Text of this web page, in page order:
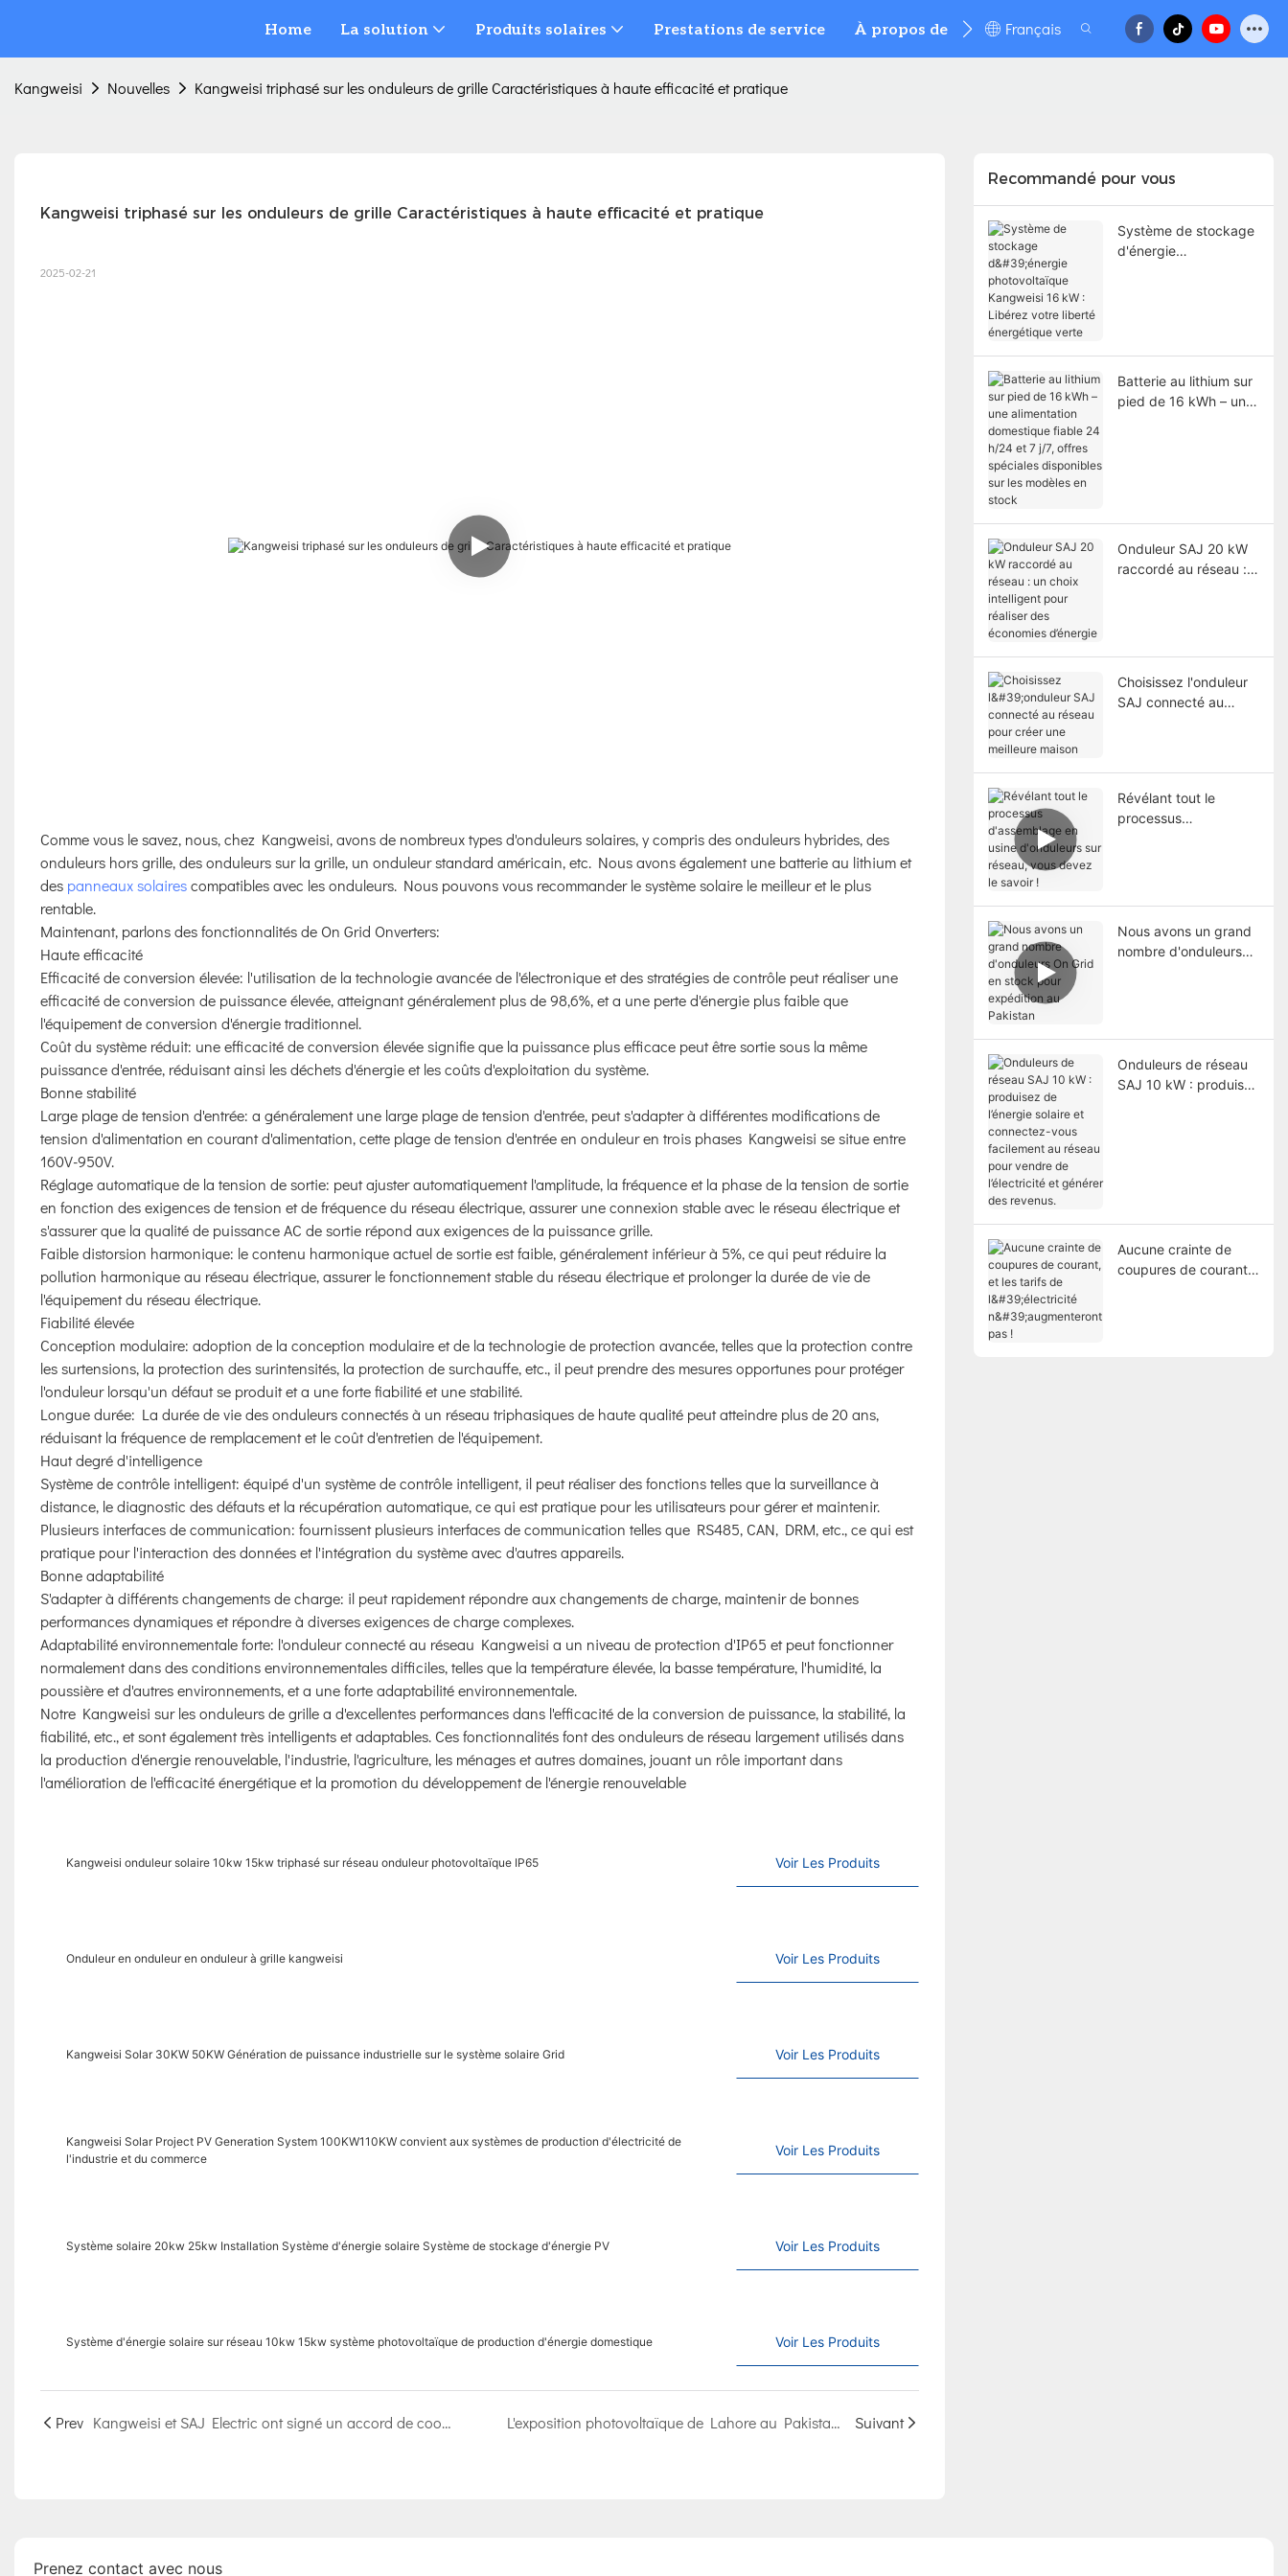
Home La solution Produits solaires Prestations de service À propos de Nouvelles Contacter FAQ
Français
Kangweisi Nouvelles Kangweisi triphasé sur les onduleurs de grille Caractéristiques à haute efficacité et pratique
Kangweisi triphasé sur les onduleurs de grille Caractéristiques à haute efficacité et pratique
2025-02-21
Comme vous le savez, nous, chez Kangweisi, avons de nombreux types d'onduleurs solaires, y compris des onduleurs hybrides, des
onduleurs hors grille, des onduleurs sur la grille, un onduleur standard américain, etc. Nous avons également une batterie au lithium et
despanneaux solairescompatibles avec les onduleurs. Nous pouvons vous recommander le système solaire le meilleur et le plus
rentable.
Maintenant, parlons des fonctionnalités de On Grid Onverters:
Haute efficacité
Efficacité de conversion élevée: l'utilisation de la technologie avancée de l'électronique et des stratégies de contrôle peut réaliser une
efficacité de conversion de puissance élevée, atteignant généralement plus de 98,6%, et a une perte d'énergie plus faible que
l'équipement de conversion d'énergie traditionnel.
Coût du système réduit: une efficacité de conversion élevée signifie que la puissance plus efficace peut être sortie sous la même
puissance d'entrée, réduisant ainsi les déchets d'énergie et les coûts d'exploitation du système.
Bonne stabilité
Large plage de tension d'entrée: a généralement une large plage de tension d'entrée, peut s'adapter à différentes modifications de
tension d'alimentation en courant d'alimentation, cette plage de tension d'entrée en onduleur en trois phases Kangweisi se situe entre
160V-950V.
Réglage automatique de la tension de sortie: peut ajuster automatiquement l'amplitude, la fréquence et la phase de la tension de sortie
en fonction des exigences de tension et de fréquence du réseau électrique, assurer une connexion stable avec le réseau électrique et
s'assurer que la qualité de puissance AC de sortie répond aux exigences de la puissance grille.
Faible distorsion harmonique: le contenu harmonique actuel de sortie est faible, généralement inférieur à 5%, ce qui peut réduire la
pollution harmonique au réseau électrique, assurer le fonctionnement stable du réseau électrique et prolonger la durée de vie de
l'équipement du réseau électrique.
Fiabilité élevée
Conception modulaire: adoption de la conception modulaire et de la technologie de protection avancée, telles que la protection contre
les surtensions, la protection des surintensités, la protection de surchauffe, etc., il peut prendre des mesures opportunes pour protéger
l'onduleur lorsqu'un défaut se produit et a une forte fiabilité et une stabilité.
Longue durée: La durée de vie des onduleurs connectés à un réseau triphasiques de haute qualité peut atteindre plus de 20 ans,
réduisant la fréquence de remplacement et le coût d'entretien de l'équipement.
Haut degré d'intelligence
Système de contrôle intelligent: équipé d'un système de contrôle intelligent, il peut réaliser des fonctions telles que la surveillance à
distance, le diagnostic des défauts et la récupération automatique, ce qui est pratique pour les utilisateurs pour gérer et maintenir.
Plusieurs interfaces de communication: fournissent plusieurs interfaces de communication telles que RS485, CAN, DRM, etc., ce qui est
pratique pour l'interaction des données et l'intégration du système avec d'autres appareils.
Bonne adaptabilité
S'adapter à différents changements de charge: il peut rapidement répondre aux changements de charge, maintenir de bonnes
performances dynamiques et répondre à diverses exigences de charge complexes.
Adaptabilité environnementale forte: l'onduleur connecté au réseau Kangweisi a un niveau de protection d'IP65 et peut fonctionner
normalement dans des conditions environnementales difficiles, telles que la température élevée, la basse température, l'humidité, la
poussière et d'autres environnements, et a une forte adaptabilité environnementale.
Notre Kangweisi sur les onduleurs de grille a d'excellentes performances dans l'efficacité de la conversion de puissance, la stabilité, la
fiabilité, etc., et sont également très intelligents et adaptables. Ces fonctionnalités font des onduleurs de réseau largement utilisés dans
la production d'énergie renouvelable, l'industrie, l'agriculture, les ménages et autres domaines, jouant un rôle important dans
l'amélioration de l'efficacité énergétique et la promotion du développement de l'énergie renouvelable
Kangweisi onduleur solaire 10kw 15kw triphasé sur réseau onduleur photovoltaïque IP65 Voir Les Produits
Onduleur en onduleur en onduleur à grille kangweisi Voir Les Produits
Kangweisi Solar 30KW 50KW Génération de puissance industrielle sur le système solaire Grid Voir Les Produits
Kangweisi Solar Project PV Generation System 100KW110KW convient aux systèmes de production d'électricité de
l'industrie et du commerce
Voir Les Produits
Système solaire 20kw 25kw Installation Système d'énergie solaire Système de stockage d'énergie PV Voir Les Produits
Système d'énergie solaire sur réseau 10kw 15kw système photovoltaïque de production d'énergie domestique Voir Les Produits
Prev Kangweisi et SAJ Electric ont signé un accord de coopération stratégique de 300 MW L'exposition photovoltaïque de Lahore au Pakistan s'est terminée avec succès : on parle du nouvel avenir de l'énergie verte Suivant
Recommandé pour vous
Système de stockage
d'énergie
Batterie au lithium sur
pied de 16 kWh – une
stock
Onduleur SAJ 20 kW
raccordé au réseau :
Choisissez l'onduleur
SAJ connecté au
Révélant tout le
processus
Nous avons un grand
nombre d'onduleurs
Onduleurs de réseau
SAJ 10 kW : produisez
Aucune crainte de
coupures de courant,
Prenez contact avec nous